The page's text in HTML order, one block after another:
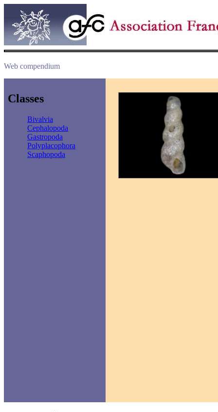
Web compendium
Classes
Bivalvia
Cephalopoda
Gastropoda
Polyplacophora
Scaphopoda